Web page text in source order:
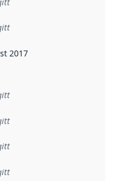
når dataene i dette
2017